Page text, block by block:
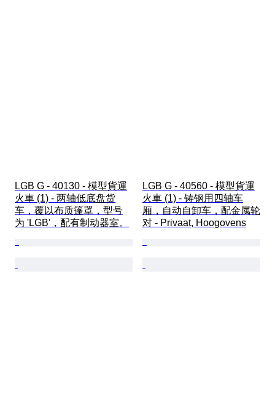
LGB G - 40130 - 模型貨運
火車 (1) - 两轴低底盘货
车，覆以布质篷罩，型号
为 'LGB'，配有制动器室。
LGB G - 40560 - 模型貨運
火車 (1) - 铸钢用四轴车
厢，自动自卸车，配金属轮
对 - Privaat, Hoogovens